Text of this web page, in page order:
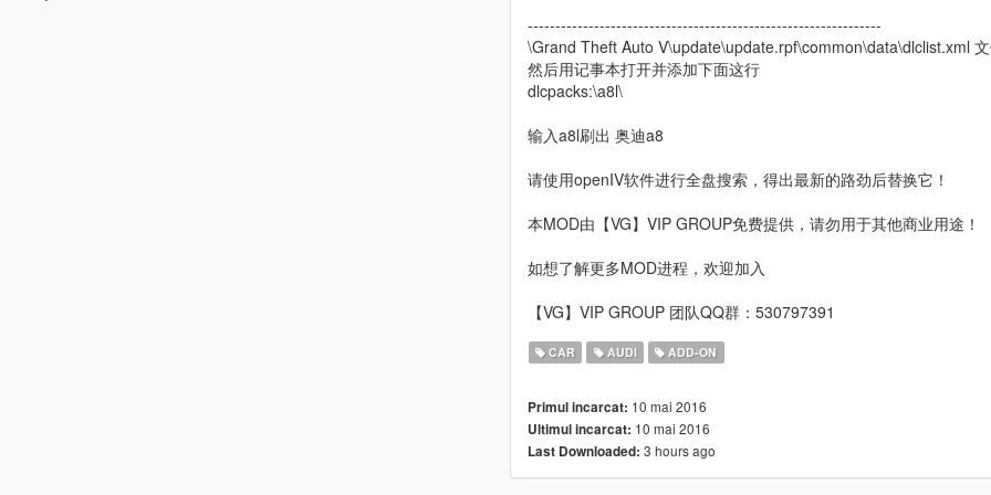
----------------------------------------------------------------
\Grand Theft Auto V\update\update.rpf\common\data\dlclist.xml
然后用记事本打开并添加下面这行
dlcpacks:\a8l\
输入a8l刷出 奥迪a8
请使用openIV软件进行全盘搜索，得出最新的路劲后替换它！
本MOD由【VG】VIP GROUP免费提供，请勿用于其他商业用途！
如想了解更多MOD进程，欢迎加入
【VG】VIP GROUP 团队QQ群：530797391
CAR AUDI ADD-ON
Primul incarcat: 10 mai 2016
Ultimul incarcat: 10 mai 2016
Last Downloaded: 3 hours ago